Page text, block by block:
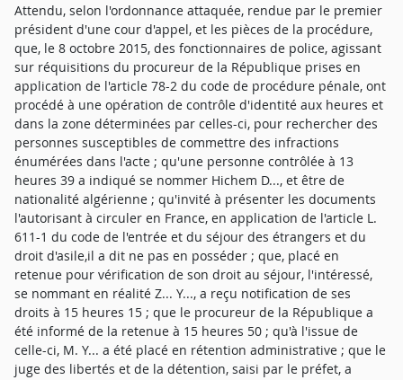
Attendu, selon l'ordonnance attaquée, rendue par le premier
président d'une cour d'appel, et les pièces de la procédure,
que, le 8 octobre 2015, des fonctionnaires de police, agissant
sur réquisitions du procureur de la République prises en
application de l'article 78-2 du code de procédure pénale, ont
procédé à une opération de contrôle d'identité aux heures et
dans la zone déterminées par celles-ci, pour rechercher des
personnes susceptibles de commettre des infractions
énumérées dans l'acte ; qu'une personne contrôlée à 13
heures 39 a indiqué se nommer Hichem D..., et être de
nationalité algérienne ; qu'invité à présenter les documents
l'autorisant à circuler en France, en application de l'article L.
611-1 du code de l'entrée et du séjour des étrangers et du
droit d'asile,il a dit ne pas en posséder ; que, placé en
retenue pour vérification de son droit au séjour, l'intéressé,
se nommant en réalité Z... Y..., a reçu notification de ses
droits à 15 heures 15 ; que le procureur de la République a
été informé de la retenue à 15 heures 50 ; qu'à l'issue de
celle-ci, M. Y... a été placé en rétention administrative ; que le
juge des libertés et de la détention, saisi par le préfet, a